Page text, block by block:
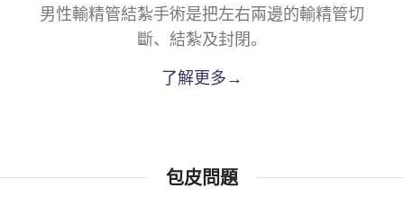
男性輸精管結紮手術是把左右兩邊的輸精管切
斷、結紮及封閉。
了解更多→
包皮問題